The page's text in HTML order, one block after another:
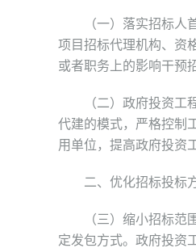
（一）落实招标人首
项目招标代理机构、资
或者职务上的影响干预
（二）政府投资工程
代建的模式，严格控制
用单位，提高政府投资
二、优化招标投标
（三）缩小招标范围
定发包方式。政府投资